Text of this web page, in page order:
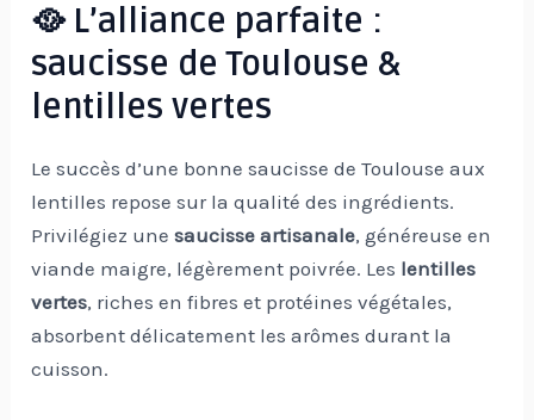
🥘 L’alliance parfaite :
saucisse de Toulouse &
lentilles vertes
Le succès d’une bonne saucisse de Toulouse aux
lentilles repose sur la qualité des ingrédients.
Privilégiez unesaucisse artisanale, généreuse en
viande maigre, légèrement poivrée. Les lentilles
vertes, riches en fibres et protéines végétales,
absorbent délicatement les arômes durant la
cuisson.